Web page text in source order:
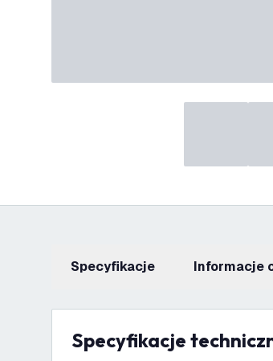
Specyfikacje informacje
Specyfikacje